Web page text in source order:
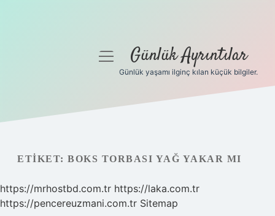
Gizlilik Politikası
menüyüGünlük Ayrıntılar
Günlük yaşamı ilginç kılan küçük bilgiler.
ETIKET: BOKS TORBASI YAĞ YAKAR MI
https://mrhostbd.com.tr https://laka.com.tr
https://pencereuzmani.com.tr Sitemap